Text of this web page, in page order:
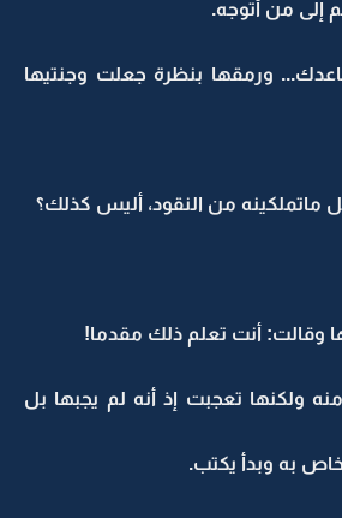
إلى من أتوجه.
ورمقها بنظرة جعلت وجنتيها
ماتملكينه من النقود، أليس كذلك؟
وقالت: أنت تعلم ذلك مقدما!
ولكنها تعجبت إذ أنه لم يجبها بل
به وبدأ يكتب.